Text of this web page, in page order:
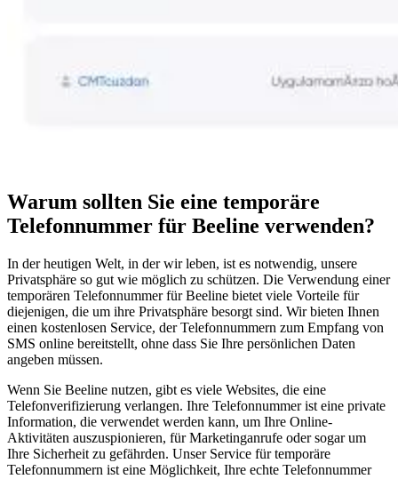
Warum sollten Sie eine temporäre
Telefonnummer für Beeline verwenden?
In der heutigen Welt, in der wir leben, ist es notwendig, unsere
Privatsphäre so gut wie möglich zu schützen. Die Verwendung einer
temporären Telefonnummer für Beeline bietet viele Vorteile für
diejenigen, die um ihre Privatsphäre besorgt sind. Wir bieten Ihnen
einen kostenlosen Service, der Telefonnummern zum Empfang von
SMS online bereitstellt, ohne dass Sie Ihre persönlichen Daten
angeben müssen.
Wenn Sie Beeline nutzen, gibt es viele Websites, die eine
Telefonverifizierung verlangen. Ihre Telefonnummer ist eine private
Information, die verwendet werden kann, um Ihre Online-
Aktivitäten auszuspionieren, für Marketinganrufe oder sogar um
Ihre Sicherheit zu gefährden. Unser Service für temporäre
Telefonnummern ist eine Möglichkeit, Ihre echte Telefonnummer